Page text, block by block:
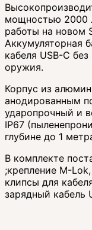
мощностью 2000
работы на новом
Аккумуляторная
кабеля USB-C
оружия.
Корпус из
анодированным
ударопрочный и
IP67
глубине до 1
В комплекте
;крепление M-
клипсы для
зарядный кабель